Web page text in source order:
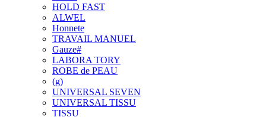
HOLD FAST
ALWEL
Honnete
TRAVAIL MANUEL
Gauze#
LABORA TORY
ROBE de PEAU
(g)
UNIVERSAL SEVEN
UNIVERSAL TISSU
TISSU